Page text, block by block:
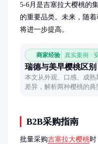
5-6月是吉塞拉大樱桃的
的重要品类。未来，随
将进一步提高。
商家经验 真实案例 ·
瑞德与美早樱桃区别
本文从外观、口感、成
差异，解析两种樱桃的
B2B采购指南
批量采购吉塞拉大樱桃